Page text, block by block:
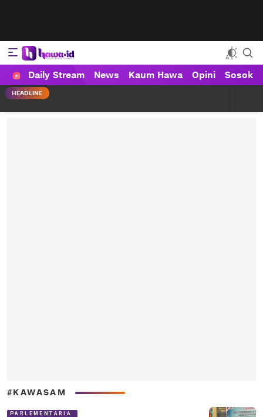
HAWA
Haluan Wanita Indonesia
Daily Stream News Kaum Hawa Opini Sosok
HEADLINE
#KAWASAM
PARLEMENTARIA